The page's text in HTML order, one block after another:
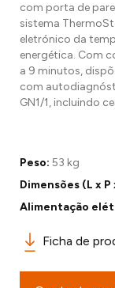
com porta de
sistema
eletrónico da
energética. Com
a 9 minutos,
com
GN1/1, incluindo
Peso: 53 kg
Dimensões (L x P
Alimentação
Ficha de